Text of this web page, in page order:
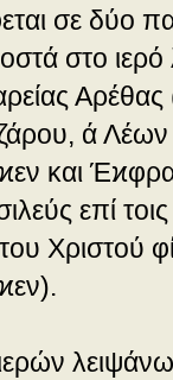
σε δύο
στο ιερό
Αρέθας
ά
και
επί τοις
Χριστού